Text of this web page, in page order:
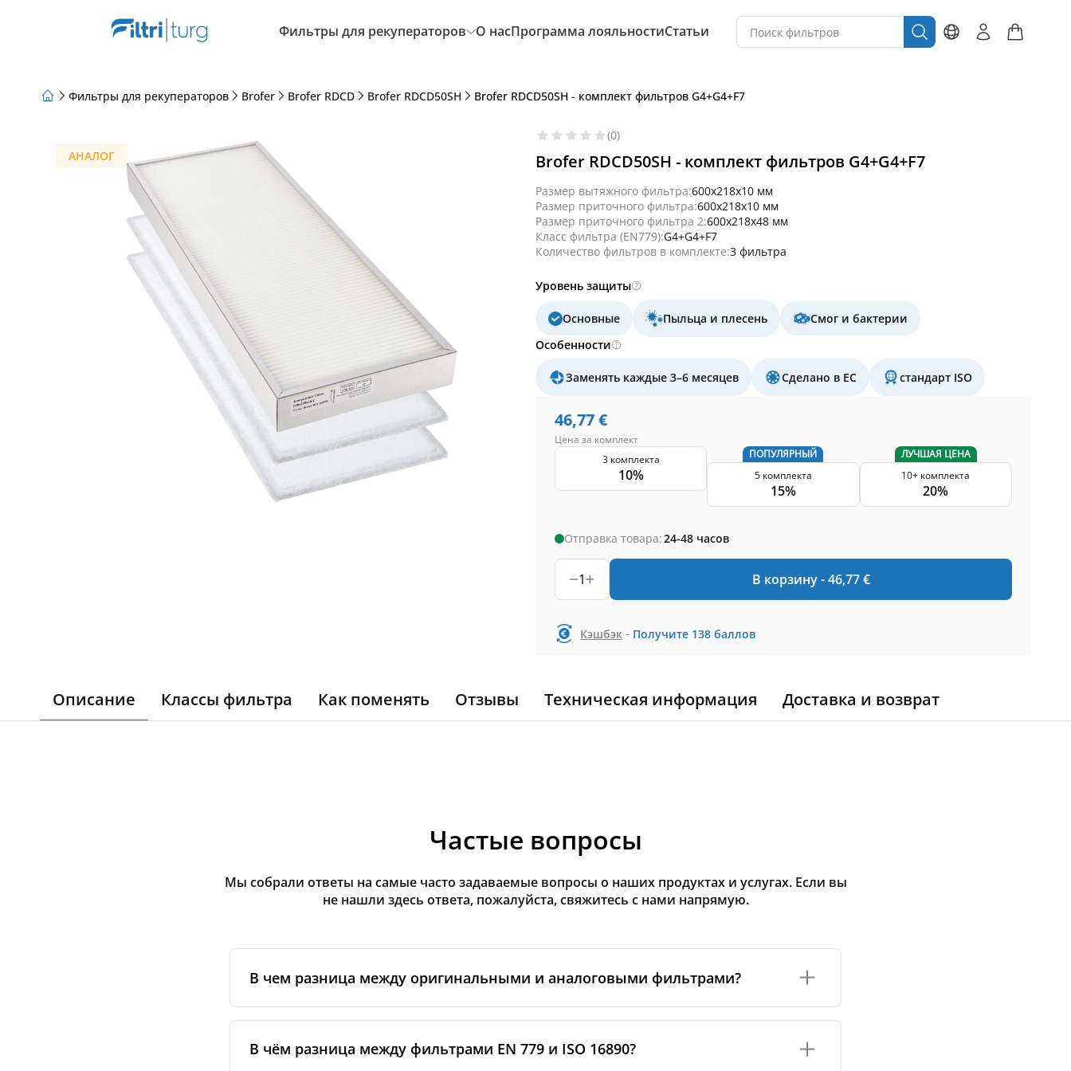
Фильтры для рекуператоров О насПрограмма лояльностиСтатьи
Фильтры для рекуператоров Brofer Brofer RDCD Brofer RDCD50SH Brofer RDCD50SH - комплект фильтров G4+G4+F7
АНАЛОГ
(0)
Brofer RDCD50SH - комплект фильтров G4+G4+F7
Размер вытяжного фильтра:600x218x10 мм
Размер приточного фильтра:600x218x10 мм
Размер приточного фильтра 2:600x218x48 мм
Класс фильтра (EN779):G4+G4+F7
Количество фильтров в комплекте:3 фильтра
Уровень защиты
Основные Пыльца и плесень
Смог и бактерии
Особенности
Заменять каждые 3–6 месяцев Сделано в ЕС стандарт ISO
46,77€
Цена за комплект
3 комплекта
10%
ПОПУЛЯРНЫЙ
5 комплекта
15%
ЛУЧШАЯ ЦЕНА
10+ комплекта
20%
Отправка товара:24-48 часов
1 В корзину -46,77 €
Кэшбэк - Получите 138 баллов
Описание Классы фильтра Как поменять Отзывы Техническая информация Доставка и возврат
Частые вопросы
Мы собрали ответы на самые часто задаваемые вопросы о наших продуктах и услугах. Если вы
не нашли здесь ответа, пожалуйста, свяжитесь с нами напрямую.
В чем разница между оригинальными и аналоговыми фильтрами?
сертифицированными производственными партнёрами. Такие фильтры соответствуют
специальным стандартам бренда, включая требования к материалам, производству и
В чём разница между фильтрами EN 779 и ISO 16890?